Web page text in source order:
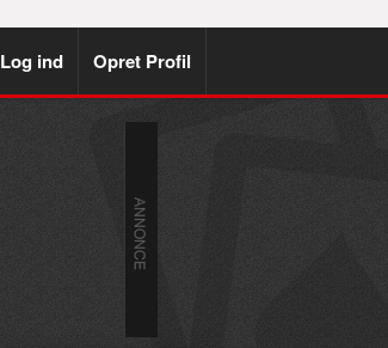
Log ind Opret Profil